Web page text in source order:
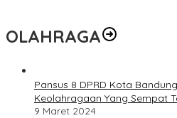
OLAHRAGA
Pansus 8 DPRD Kota
Keolahragaan Yang Sempat
9 Maret 2024